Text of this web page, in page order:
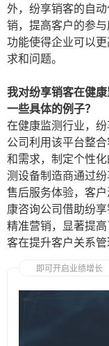
外，纷享销客的自
销，提高客户的参
功能使得企业可以
求和问题。
我对纷享销客在健
一些具体的例子？
在健康监测行业，
公司利用该平台整
和需求，制定个性
测设备制造商通过
售后服务体验，客
康咨询公司借助纷
精准营销，显著提
客在提升客户关系管
即可开启业绩增长